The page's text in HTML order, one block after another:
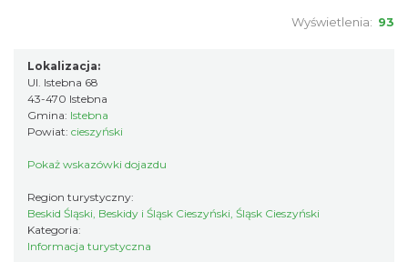
Wyświetlenia: 93
Lokalizacja:
Ul. Istebna 68
43-470 Istebna
Gmina: Istebna
Powiat: cieszyński
Pokaż wskazówki dojazdu
Region turystyczny:
Beskid Śląski, Beskidy i Śląsk Cieszyński, Śląsk Cieszyński
Kategoria:
Informacja turystyczna